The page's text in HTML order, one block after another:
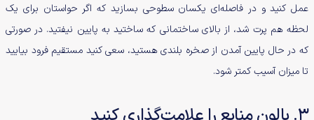
عمل کنید و در فاصله‌ای یکسان سطوحی بسازید که اگر حواستان برای یک
لحظه هم پرت شد، از بالای ساختمانی که ساختید به پایین نیفتید. در صورتی
که در حال پایین آمدن از صخره بلندی هستید، سعی کنید مستقیم فرود بیایید
تا میزان آسیب کمتر شود.